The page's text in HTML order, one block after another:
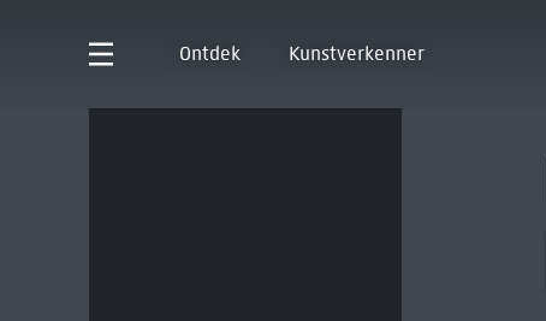
Ontdek Kunstverkenner